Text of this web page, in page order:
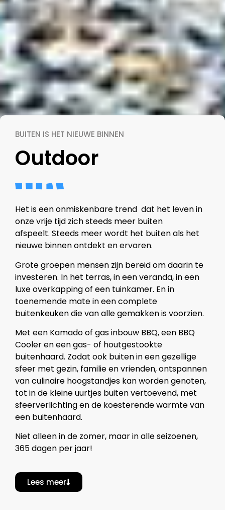
BUITEN IS HET NIEUWE BINNEN
Outdoor
Het is een onmiskenbare trend dat het leven in
onze vrije tijd zich steeds meer buiten
afspeelt. Steeds meer wordt het buiten als het
nieuwe binnen ontdekt en ervaren.
Grote groepen mensen zijn bereid om daarin te
investeren. In het terras, in een veranda, in een
luxe overkapping of een tuinkamer. En in
toenemende mate in een complete
buitenkeuken die van alle gemakken is voorzien.
Met een Kamado of gas inbouw BBQ, een BBQ
Cooler en een gas- of houtgestookte
buitenhaard. Zodat ook buiten in een gezellige
sfeer met gezin, familie en vrienden, ontspannen
van culinaire hoogstandjes kan worden genoten,
tot in de kleine uurtjes buiten vertoevend, met
sfeerverlichting en de koesterende warmte van
een buitenhaard.
Niet alleen in de zomer, maar in alle seizoenen,
365 dagen per jaar!
Lees meer